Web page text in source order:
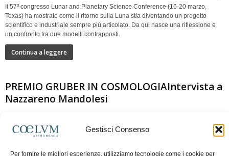
Gestisci Consenso
Per fornire le migliori esperienze, utilizziamo tecnologie come i cookie per
Il 57º congresso Lunar and Planetary Science Conference (16-20 marzo,
Texas) ha mostrato come il ritorno sulla Luna stia diventando un progetto
scientifico e industriale sempre più articolato. Da qui nasce una riflessione e
un confronto tra due modelli contrapposti.
Continua a leggere
PREMIO GRUBER IN COSMOLOGIAIntervista a
Nazzareno Mandolesi